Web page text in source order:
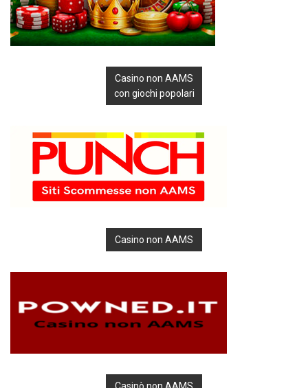
Casino non AAMS
con giochi popolari
Casino non AAMS